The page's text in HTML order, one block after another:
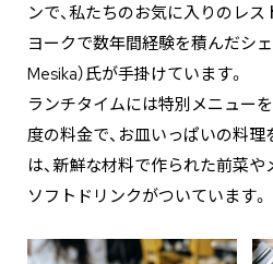
ンで、私たちのお気に入りのレ
ヨークで数年間経験を積んだシ
Mesika）氏が手掛けています。
ランチタイムには特別メニュー
度の料金で、お皿いっぱいの料理
は、新鮮な材料で作られた前菜や
ソフトドリンクがついています。